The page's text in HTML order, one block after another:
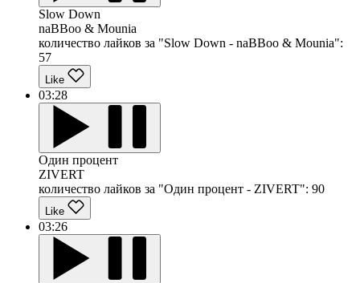
Slow Down
naBBoo & Mounia
количество лайков за "Slow Down - naBBoo & Mounia":
57
Like
03:28
Один процент
ZIVERT
количество лайков за "Один процент - ZIVERT": 90
Like
03:26